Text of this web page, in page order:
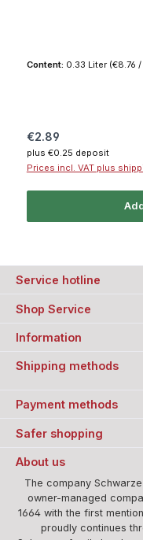
Content: 0.33 Liter (€8.76 /
Regular price:
€2.89
plus €0.25 deposit
Prices incl. VAT plus
Service hotline
Shop Service
Information
Shipping methods
Payment methods
Safer shopping
About us
The company
owner-managed
1664 with the first
proudly continues